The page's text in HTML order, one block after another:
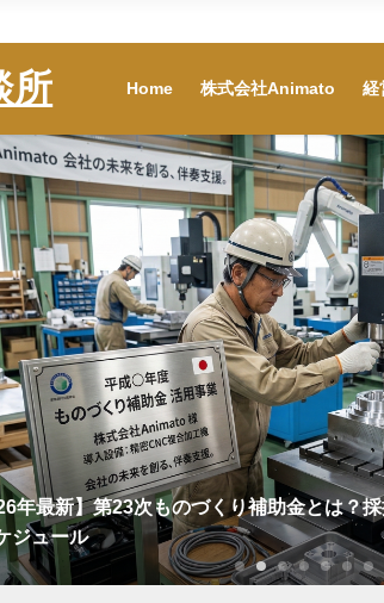
所 Home 株式会社Animato 経
年最新】第23次ものづくり補助金とは？
ジュール